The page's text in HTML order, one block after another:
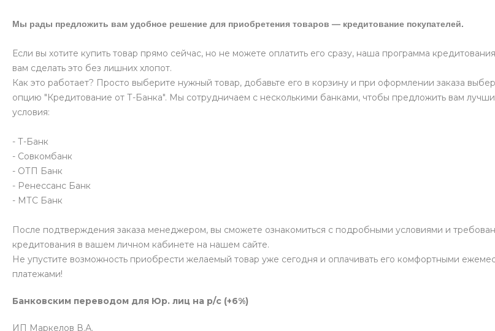
Мы рады предложить вам удобное решение для приобретения товаров — кредитование покупателей.
Если вы хотите купить товар прямо сейчас, но не можете оплатить его сразу, наша программа
вам сделать это без лишних хлопот.
Как это работает? Просто выберите нужный товар, добавьте его в корзину и при оформлении заказа
опцию "Кредитование от Т-Банка". Мы сотрудничаем с несколькими банками, чтобы предложить вам
условия:
- Т-Банк
- Совкомбанк
- ОТП Банк
- Ренессанс Банк
- МТС Банк
После подтверждения заказа менеджером, вы сможете ознакомиться с подробными условиями и
кредитования в вашем личном кабинете на нашем сайте.
Не упустите возможность приобрести желаемый товар уже сегодня и оплачивать его комфортными
платежами!
Банковским переводом для Юр. лиц на р/с (+6%)
ИП Маркелов В.А.